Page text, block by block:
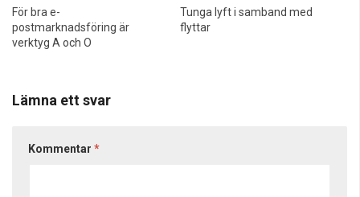
För bra e-
postmarknadsföring är
verktyg A och O
Tunga lyft i samband med
flyttar
Lämna ett svar
Kommentar *